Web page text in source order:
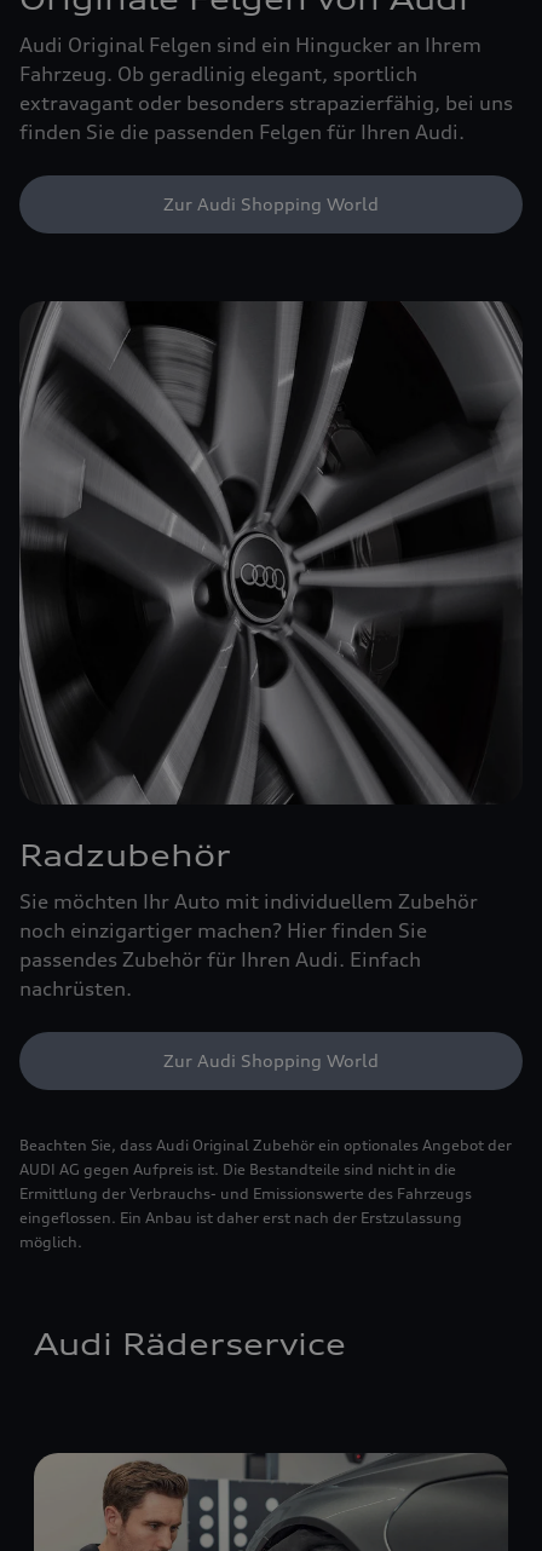
Audi Original Felgen sind ein Hingucker an Ihrem
Fahrzeug. Ob geradlinig elegant, sportlich
extravagant oder besonders strapazierfähig, bei uns
finden Sie die passenden Felgen für Ihren Audi.
Zur Audi Shopping World
Radzubehör
Sie möchten Ihr Auto mit individuellem Zubehör
noch einzigartiger machen? Hier finden Sie
passendes Zubehör für Ihren Audi. Einfach
nachrüsten.
Zur Audi Shopping World
Beachten Sie, dass Audi Original Zubehör ein optionales Angebot der
AUDI AG gegen Aufpreis ist. Die Bestandteile sind nicht in die
Ermittlung der Verbrauchs- und Emissionswerte des Fahrzeugs
eingeflossen. Ein Anbau ist daher erst nach der Erstzulassung
möglich.
Audi Räderservice